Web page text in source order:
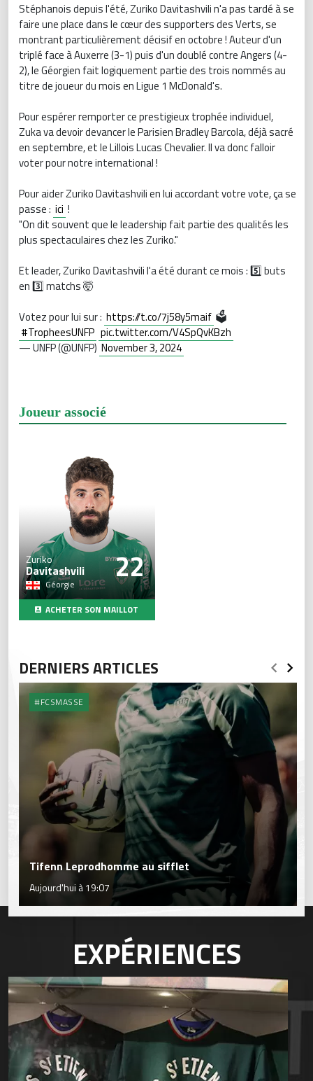
Stéphanois depuis l'été, Zuriko Davitashvili n'a pas tardé à se
faire une place dans le cœur des supporters des Verts, se
montrant particulièrement décisif en octobre ! Auteur d'un
triplé face à Auxerre (3-1) puis d'un doublé contre Angers (4-
2), le Géorgien fait logiquement partie des trois nommés au
titre de joueur du mois en Ligue 1 McDonald's.
Pour espérer remporter ce prestigieux trophée individuel,
Zuka va devoir devancer le Parisien Bradley Barcola, déjà sacré
en septembre, et le Lillois Lucas Chevalier. Il va donc falloir
voter pour notre international !
Pour aider Zuriko Davitashvili en lui accordant votre vote, ça se
passe : ici !
"On dit souvent que le leadership fait partie des qualités les
plus spectaculaires chez les Zuriko."
Et leader, Zuriko Davitashvili l'a été durant ce mois : 5️⃣ buts
en 3️⃣ matchs 🤯
Votez pour lui sur : https://t.co/7j58y5maif 🗳️
#TropheesUNFP pic.twitter.com/V4SpQvKBzh
— UNFP (@UNFP) November 3, 2024
Joueur associé
22
Zuriko
Davitashvili
Géorgie
ACHETER SON MAILLOT
DERNIERS ARTICLES
#FCSMASSE
Tifenn Leprodhomme au sifflet
Aujourd'hui à 19:07
EXPÉRIENCES